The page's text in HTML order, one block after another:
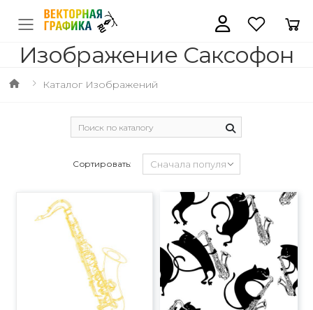
Изображение Саксофон
Каталог Изображений
Сортировать: